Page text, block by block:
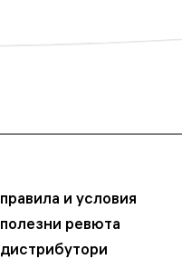
правила и условия
полезни ревюта
дистрибутори